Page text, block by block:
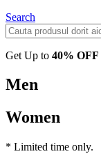
Search
Get Up to 40% OFF
Men
Women
* Limited time only.